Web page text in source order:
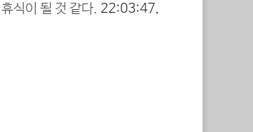
식이 될 것 같다. 22:03:47,